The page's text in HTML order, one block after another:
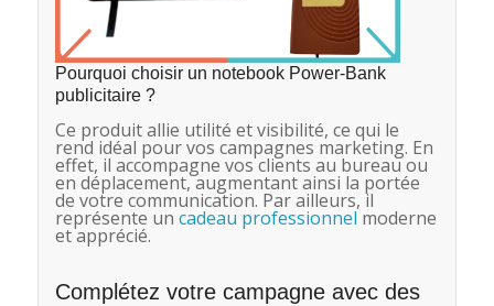
Pourquoi choisir un notebook Power-Bank
publicitaire ?
Ce produit allie utilité et visibilité, ce qui le
rend idéal pour vos campagnes marketing. En
effet, il accompagne vos clients au bureau ou
en déplacement, augmentant ainsi la portée
de votre communication. Par ailleurs, il
représente un cadeau professionnel moderne
et apprécié.
Complétez votre campagne avec des